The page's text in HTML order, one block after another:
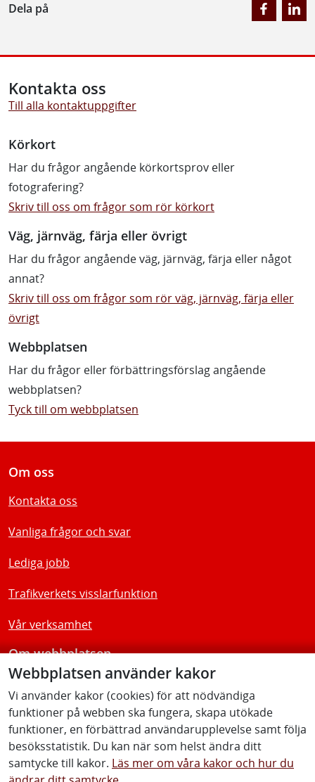
Dela på
Webbplatsen använder kakor
Vi använder kakor (cookies) för att nödvändiga
funktioner på webben ska fungera, skapa utökade
funktioner, en förbättrad användarupplevelse samt följa
besöksstatistik. Du kan när som helst ändra ditt
samtycke till kakor. Läs mer om våra kakor och hur du
Kontakta oss
Till alla kontaktuppgifter
Körkort
Har du frågor angående körkortsprov eller
fotografering?
Skriv till oss om frågor som rör körkort
Väg, järnväg, färja eller övrigt
Har du frågor angående väg, järnväg, färja eller något
annat?
Skriv till oss om frågor som rör väg, järnväg, färja eller
övrigt
Webbplatsen
Har du frågor eller förbättringsförslag angående
webbplatsen?
Tyck till om webbplatsen
Om oss
Kontakta oss
Vanliga frågor och svar
Lediga jobb
Trafikverkets visslarfunktion
Vår verksamhet
Om webbplatsen
Tillgänglighetsredogörelse
Följ oss